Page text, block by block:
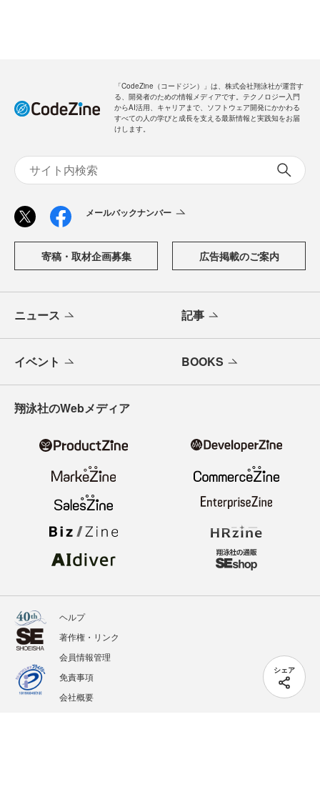
シェア
「CodeZine（コードジン）」は、株式会社翔泳社が運営す
る、開発者のための情報メディアです。テクノロジー入門
からAI活用、キャリアまで、ソフトウェア開発にかかわる
すべての人の学びと成長を支える最新情報と実践知をお届
けします。
メールバックナンバー
寄稿・取材企画募集 広告掲載のご案内
ニュース 記事
イベント BOOKS
翔泳社のWebメディア
ヘルプ
著作権・リンク
会員情報管理
免責事項
会社概要